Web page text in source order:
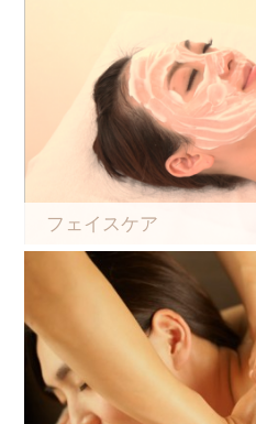
フェイスケア